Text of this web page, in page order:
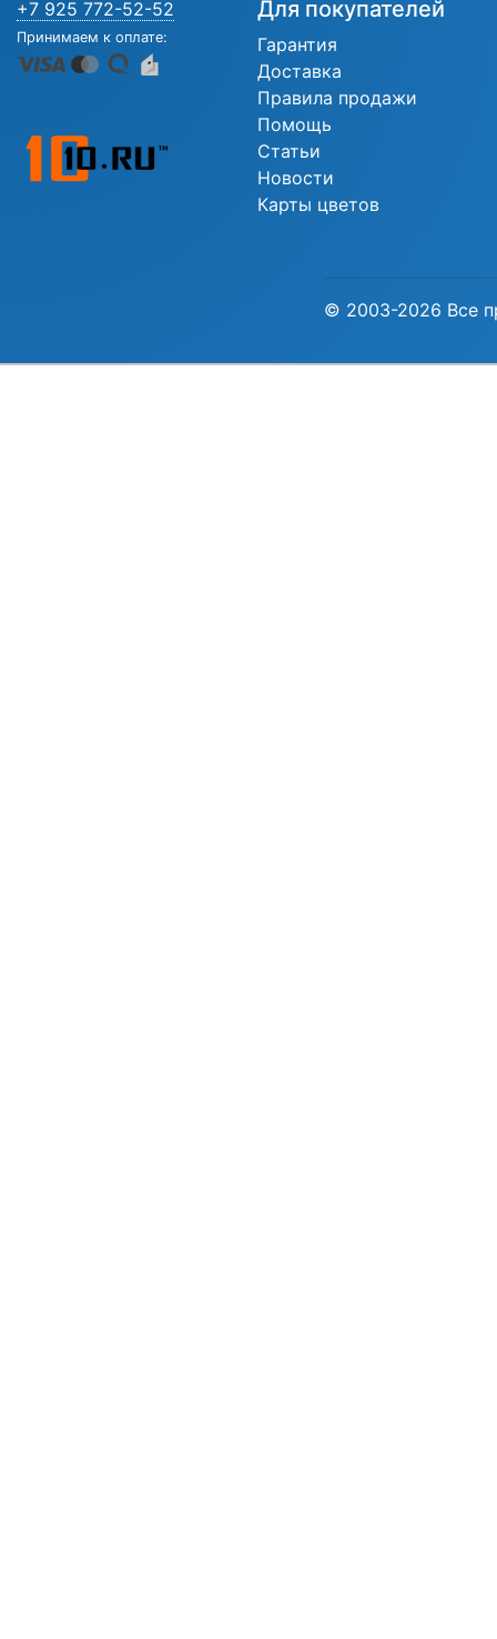
+7 925 772-52-52
Принимаем к оплате:
Для покупателей
Гарантия
Доставка
Правила продажи
Помощь
Статьи
Новости
Карты цветов
© 2003-2026 Все